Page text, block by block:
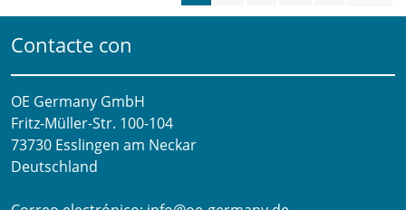
Contacte con
OE Germany GmbH
Fritz-Müller-Str. 100-104​
73730 Esslingen am Neckar​
Deutschland